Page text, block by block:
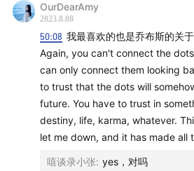
进入练习Ashtanga第三周了，首
师，虽然阿汤每一天练习的体式都
新的感受，我回归到了孩童状态，
吸，如何通过体式练习去约束自己
更轻，如何关注当下自己，而不是
的自己（也就是你说的不要执着于
说，做好当下，那个好的结果自然
态也很像啊对吧～
OurDearAmy
2023.8.08
50:08 我最喜欢的也是乔布斯的关
Again, you can't connect the
can only connect them looking
to trust that the dots will
future. You have to trust in
destiny, life, karma, whatever.
let me down, and it has made all
嘻谈录小张: yes，对吗